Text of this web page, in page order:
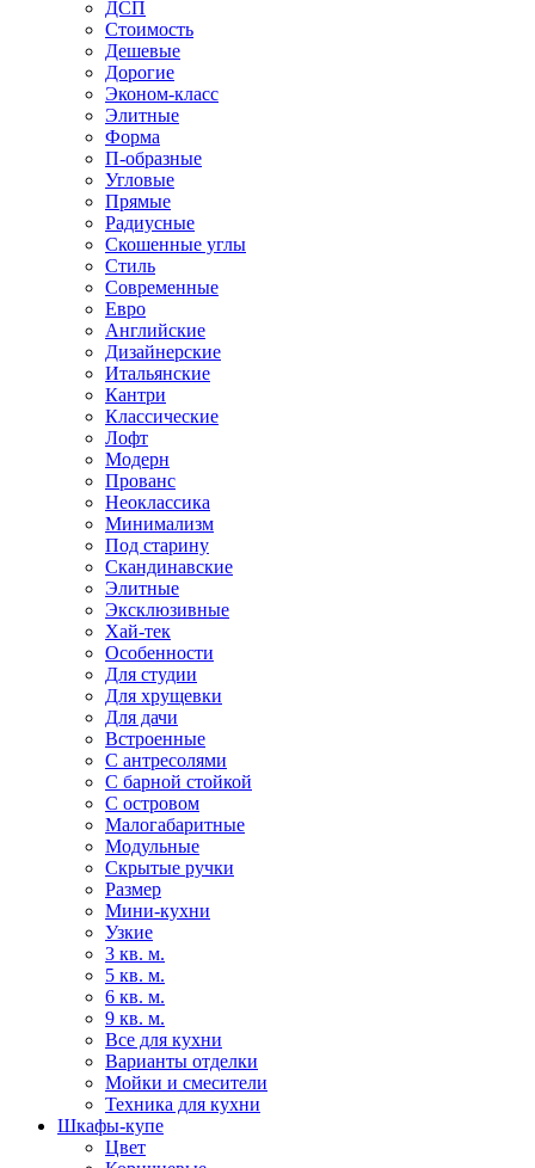
ДСП
Стоимость
Дешевые
Дорогие
Эконом-класс
Элитные
Форма
П-образные
Угловые
Прямые
Радиусные
Скошенные углы
Стиль
Современные
Евро
Английские
Дизайнерские
Итальянские
Кантри
Классические
Лофт
Модерн
Прованс
Неоклассика
Минимализм
Под старину
Скандинавские
Элитные
Эксклюзивные
Хай-тек
Особенности
Для студии
Для хрущевки
Для дачи
Встроенные
С антресолями
С барной стойкой
С островом
Малогабаритные
Модульные
Скрытые ручки
Размер
Мини-кухни
Узкие
3 кв. м.
5 кв. м.
6 кв. м.
9 кв. м.
Все для кухни
Варианты отделки
Мойки и смесители
Техника для кухни
Шкафы-купе
Цвет